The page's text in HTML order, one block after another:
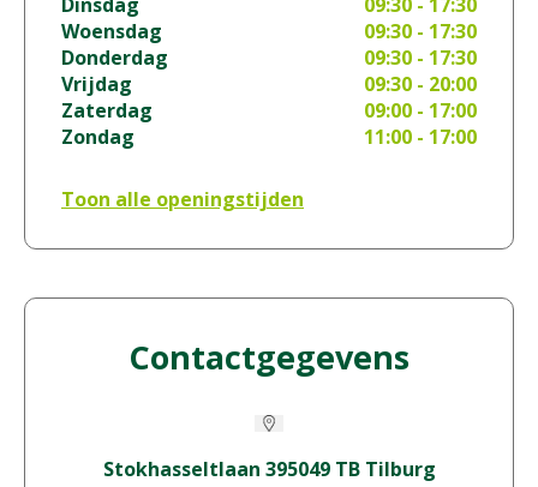
Woensdag
09:30 - 17:30
Donderdag
09:30 - 17:30
Vrijdag
09:30 - 20:00
Zaterdag
09:00 - 17:00
Zondag
11:00 - 17:00
Toon alle openingstijden
Contactgegevens
Stokhasseltlaan 395049 TB Tilburg